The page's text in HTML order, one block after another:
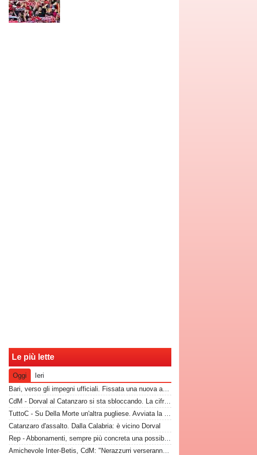
Le più lette
Oggi
Ieri
Bari, verso gli impegni ufficiali. Fissata una nuova amichevole
CdM - Dorval al Catanzaro si sta sbloccando. La cifra che il Bari incasserebbe
TuttoC - Su Della Morte un'altra pugliese. Avviata la trattativa
Catanzaro d'assalto. Dalla Calabria: è vicino Dorval
Rep - Abbonamenti, sempre più concreta una possibilità
Amichevole Inter-Betis, CdM: "Nerazzurri verseranno gettone al Bari. E verrà girato al Comune"